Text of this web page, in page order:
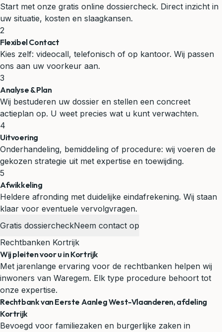
Start met onze gratis online dossiercheck. Direct inzicht in
uw situatie, kosten en slaagkansen.
2
Flexibel Contact
Kies zelf: videocall, telefonisch of op kantoor. Wij passen
ons aan uw voorkeur aan.
3
Analyse & Plan
Wij bestuderen uw dossier en stellen een concreet
actieplan op. U weet precies wat u kunt verwachten.
4
Uitvoering
Onderhandeling, bemiddeling of procedure: wij voeren de
gekozen strategie uit met expertise en toewijding.
5
Afwikkeling
Heldere afronding met duidelijke eindafrekening. Wij staan
klaar voor eventuele vervolgvragen.
Gratis dossiercheckNeem contact op
Rechtbanken Kortrijk
Wij pleiten voor u in Kortrijk
Met jarenlange ervaring voor de rechtbanken helpen wij
inwoners van Waregem. Elk type procedure behoort tot
onze expertise.
Rechtbank van Eerste Aanleg West-Vlaanderen, afdeling
Kortrijk
Bevoegd voor familiezaken en burgerlijke zaken in